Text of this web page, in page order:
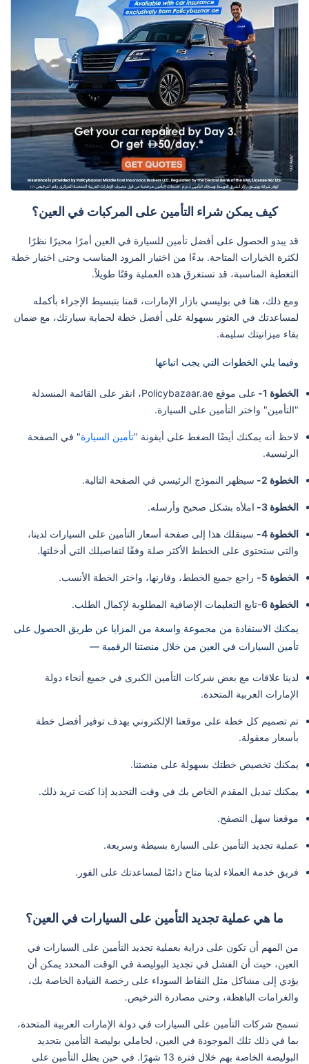
كيف يمكن شراء التأمين على المركبات في العين؟
قد يبدو الحصول على أفضل تأمين للسيارة في العين أمرًا محيرًا نظرًا
لكثرة الخيارات المتاحة. بدءًا من اختيار المزود المناسب وحتى اختيار خطة
التغطية المناسبة، قد تستغرق هذه العملية وقتًا طويلاً.
ومع ذلك، هنا في بوليسي بازار الإمارات، قمنا بتبسيط الإجراء بأكمله
لمساعدتك في العثور بسهولة على أفضل خطة لحماية سيارتك، مع ضمان
بقاء ميزانيتك سليمة.
وفيما يلي الخطوات التي يجب اتباعها
الخطوة 1-
على موقع Policybazaar.ae، انقر على القائمة المنسدلة
"التأمين" واختر التأمين على السيارة.
لاحظ أنه يمكنك أيضًا الضغط على أيقونة "تأمين السيارة" في الصفحة
الرئيسية.
الخطوة 2- سيظهر النموذج الرئيسي في الصفحة التالية.
الخطوة 3- املأه بشكل صحيح وأرسله.
الخطوة 4-
سينقلك هذا إلى صفحة أسعار التأمين على السيارات لدينا،
والتي ستحتوي على الخطط الأكثر صلة وفقًا لتفاصيلك التي أدخلتها.
الخطوة 5- راجع جميع الخطط، وقارنها، واختر الخطة الأنسب.
الخطوة 6 -تابع التعليمات الإضافية المطلوبة لإكمال الطلب.
يمكنك الاستفادة من مجموعة واسعة من المزايا عن طريق الحصول على
تأمين السيارات في العين من خلال منصتنا الرقمية —
لدينا علاقات مع بعض شركات التأمين الكبرى في جميع أنحاء دولة
الإمارات العربية المتحدة.
تم تصميم كل خطة على موقعنا الإلكتروني بهدف توفير أفضل خطة
بأسعار معقولة.
يمكنك تخصيص خطتك بسهولة على منصتنا.
يمكنك تبديل المقدم الخاص بك في وقت التجديد إذا كنت تريد ذلك.
موقعنا سهل التصفح.
عملية تجديد التأمين على السيارة بسيطة وسريعة.
فريق خدمة العملاء لدينا متاح دائمًا لمساعدتك على الفور.
ما هي عملية تجديد التأمين على السيارات في العين؟
من المهم أن تكون على دراية بعملية تجديد التأمين على السيارات في
العين، حيث أن الفشل في تجديد البوليصة في الوقت المحدد يمكن أن
يؤدي إلى مشاكل مثل النقاط السوداء على رخصة القيادة الخاصة بك،
والغرامات الباهظة، وحتى مصادرة الترخيص.
تسمح شركات التأمين على السيارات في دولة الإمارات العربية المتحدة،
بما في ذلك تلك الموجودة في العين، لحاملي بوليصة التأمين بتجديد
البوليصة الخاصة بهم خلال فترة 13 شهرًا. في حين يظل التأمين على